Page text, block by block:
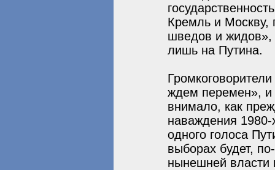
Кремль и Москву,
шведов и жидов»,
лишь на Путина.
ждем перемен», и
внимало, как
наваждения
одного голоса
выборах будет,
нынешней